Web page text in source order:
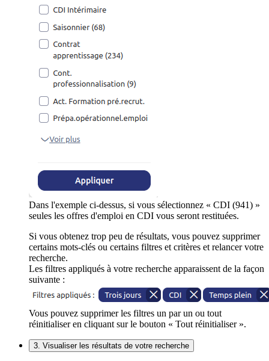
Dans l'exemple ci-dessus, si vous sélectionnez « CDI (941) »
seules les offres d'emploi en CDI vous seront restituées.
Si vous obtenez trop peu de résultats, vous pouvez supprimer
certains mots-clés ou certains filtres et critères et relancer votre
recherche.
Les filtres appliqués à votre recherche apparaissent de la façon
suivante :
Vous pouvez supprimer les filtres un par un ou tout
réinitialiser en cliquant sur le bouton « Tout réinitialiser ».
3. Visualiser les résultats de votre recherche